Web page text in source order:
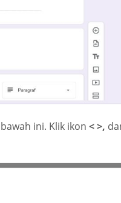
ini. Klik ikon < >,